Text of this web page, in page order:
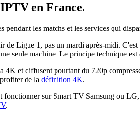
IPTV en France.
les matchs et les services qui
Ligue 1, pas un mardi après-midi.
seule machine. Le principe technique
4K et diffusent pourtant du 720p
de la définition 4K.
fonctionner sur Smart TV Samsung ou
.